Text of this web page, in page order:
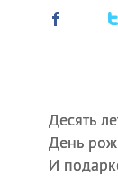
Десять
День
И